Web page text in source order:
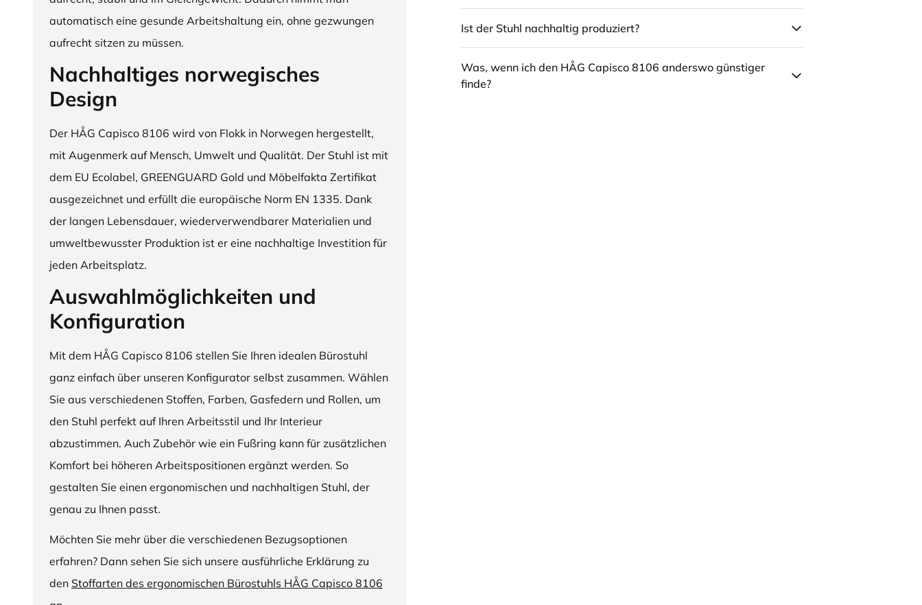
automatisch eine gesunde Arbeitshaltung ein, ohne gezwungen
aufrecht sitzen zu müssen.
Nachhaltiges norwegisches
Design
Der HÅG Capisco 8106 wird von Flokk in Norwegen hergestellt,
mit Augenmerk auf Mensch, Umwelt und Qualität. Der Stuhl ist mit
dem EU Ecolabel, GREENGUARD Gold und Möbelfakta Zertifikat
ausgezeichnet und erfüllt die europäische Norm EN 1335. Dank
der langen Lebensdauer, wiederverwendbarer Materialien und
umweltbewusster Produktion ist er eine nachhaltige Investition für
jeden Arbeitsplatz.
Auswahlmöglichkeiten und
Konfiguration
Mit dem HÅG Capisco 8106 stellen Sie Ihren idealen Bürostuhl
ganz einfach über unseren Konfigurator selbst zusammen. Wählen
Sie aus verschiedenen Stoffen, Farben, Gasfedern und Rollen, um
den Stuhl perfekt auf Ihren Arbeitsstil und Ihr Interieur
abzustimmen. Auch Zubehör wie ein Fußring kann für zusätzlichen
Komfort bei höheren Arbeitspositionen ergänzt werden. So
gestalten Sie einen ergonomischen und nachhaltigen Stuhl, der
genau zu Ihnen passt.
Möchten Sie mehr über die verschiedenen Bezugsoptionen
erfahren? Dann sehen Sie sich unsere ausführliche Erklärung zu
den Stoffarten des ergonomischen Bürostuhls HÅG Capisco 8106
Ist der Stuhl nachhaltig produziert?
Was, wenn ich den HÅG Capisco 8106 anderswo günstiger
finde?